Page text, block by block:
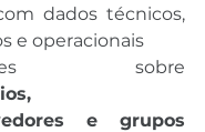
dados técnicos,
e operacionais
e grupos